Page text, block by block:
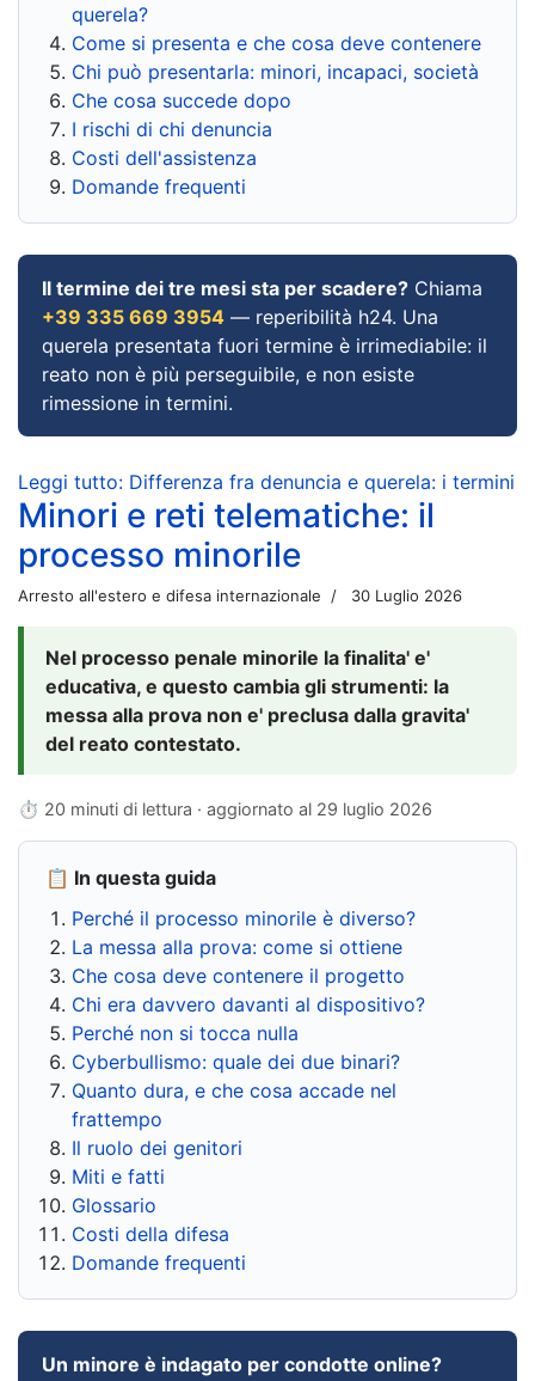
querela?
Come si presenta e che cosa deve contenere
Chi può presentarla: minori, incapaci, società
Che cosa succede dopo
I rischi di chi denuncia
Costi dell'assistenza
Domande frequenti
Il termine dei tre mesi sta per scadere? Chiama
+39 335 669 3954 — reperibilità h24. Una
querela presentata fuori termine è irrimediabile: il
reato non è più perseguibile, e non esiste
rimessione in termini.
Leggi tutto: Differenza fra denuncia e querela: i termini
Minori e reti telematiche: il
processo minorile
Arresto all'estero e difesa internazionale 30 Luglio 2026
Nel processo penale minorile la finalita' e'
educativa, e questo cambia gli strumenti: la
messa alla prova non e' preclusa dalla gravita'
del reato contestato.
⏱ 20 minuti di lettura · aggiornato al 29 luglio 2026
📋 In questa guida
Perché il processo minorile è diverso?
La messa alla prova: come si ottiene
Che cosa deve contenere il progetto
Chi era davvero davanti al dispositivo?
Perché non si tocca nulla
Cyberbullismo: quale dei due binari?
Quanto dura, e che cosa accade nel
frattempo
Il ruolo dei genitori
Miti e fatti
Glossario
Costi della difesa
Domande frequenti
Un minore è indagato per condotte online?